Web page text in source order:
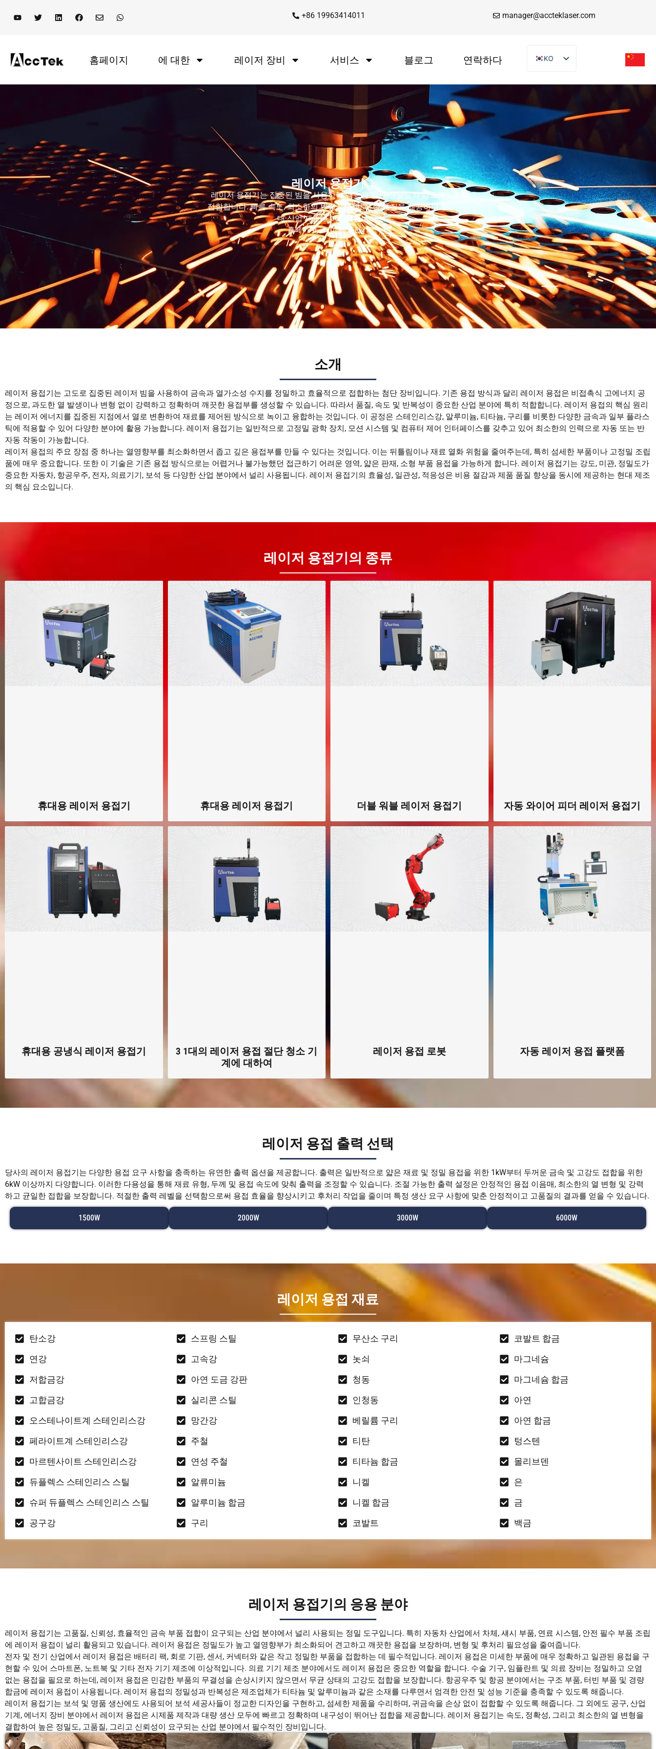
+86 19963414011 manager@accteklaser.com
홈페이지 에 대한 레이저 장비 서비스 블로그 연락하다
KO
EN
FR
IT
PT
AR
TR
VI
RU
JA
HU
CS
TH
PL
레이저 용접기
레이저 용접기는 집중된 빔을 사용하여 금속을 높은 정밀도와 강도로
접합합니다. 빠른 속도, 최소한의 변형, 깨끗한 용접 품질을 제공하여 현
대 산업 제조에 이상적입니다.
홈페이지-레이저 용접기
소개
레이저 용접기는 고도로 집중된 레이저 빔을 사용하여 금속과 열가소성 수지를 정밀하고 효율적으로 접합하는 첨단 장비입니다. 기존 용접 방식과 달리 레이저 용접은 비접촉식 고에너지 공
정으로, 과도한 열 발생이나 변형 없이 강력하고 정확하며 깨끗한 용접부를 생성할 수 있습니다. 따라서 품질, 속도 및 반복성이 중요한 산업 분야에 특히 적합합니다. 레이저 용접의 핵심 원리
는 레이저 에너지를 집중된 지점에서 열로 변환하여 재료를 제어된 방식으로 녹이고 융합하는 것입니다. 이 공정은 스테인리스강, 알루미늄, 티타늄, 구리를 비롯한 다양한 금속과 일부 플라스
틱에 적용할 수 있어 다양한 분야에 활용 가능합니다. 레이저 용접기는 일반적으로 고정밀 광학 장치, 모션 시스템 및 컴퓨터 제어 인터페이스를 갖추고 있어 최소한의 인력으로 자동 또는 반
자동 작동이 가능합니다.
레이저 용접의 주요 장점 중 하나는 열영향부를 최소화하면서 좁고 깊은 용접부를 만들 수 있다는 것입니다. 이는 뒤틀림이나 재료 열화 위험을 줄여주는데, 특히 섬세한 부품이나 고정밀 조립
품에 매우 중요합니다. 또한 이 기술은 기존 용접 방식으로는 어렵거나 불가능했던 접근하기 어려운 영역, 얇은 판재, 소형 부품 용접을 가능하게 합니다. 레이저 용접기는 강도, 미관, 정밀도가
중요한 자동차, 항공우주, 전자, 의료기기, 보석 등 다양한 산업 분야에서 널리 사용됩니다. 레이저 용접기의 효율성, 일관성, 적응성은 비용 절감과 제품 품질 향상을 동시에 제공하는 현대 제조
의 핵심 요소입니다.
레이저 용접기의 종류
휴대용 레이저 용접기 휴대용 레이저 용접기 더블 워블 레이저 용접기 자동 와이어 피더 레이저 용접기
휴대용 공냉식 레이저 용접기
3 1대의 레이저 용접 절단 청소 기
계에 대하여
레이저 용접 로봇 자동 레이저 용접 플랫폼
레이저 용접 출력 선택
당사의 레이저 용접기는 다양한 용접 요구 사항을 충족하는 유연한 출력 옵션을 제공합니다. 출력은 일반적으로 얇은 재료 및 정밀 용접을 위한 1kW부터 두꺼운 금속 및 고강도 접합을 위한
6kW 이상까지 다양합니다. 이러한 다용성을 통해 재료 유형, 두께 및 용접 속도에 맞춰 출력을 조정할 수 있습니다. 조절 가능한 출력 설정은 안정적인 용접 이음매, 최소한의 열 변형 및 강력
하고 균일한 접합을 보장합니다. 적절한 출력 레벨을 선택함으로써 용접 효율을 향상시키고 후처리 작업을 줄이며 특정 생산 요구 사항에 맞춘 안정적이고 고품질의 결과를 얻을 수 있습니다.
1500W 2000W 3000W 6000W
레이저 용접 재료
탄소강
연강
저합금강
고합금강
오스테나이트계 스테인리스강
페라이트계 스테인리스강
마르텐사이트 스테인리스강
듀플렉스 스테인리스 스틸
슈퍼 듀플렉스 스테인리스 스틸
공구강
스프링 스틸
고속강
아연 도금 강판
실리콘 스틸
망간강
주철
연성 주철
알류미늄
알루미늄 합금
구리
무산소 구리
놋쇠
청동
인청동
베릴륨 구리
티탄
티타늄 합금
니켈
니켈 합금
코발트
코발트 합금
마그네슘
마그네슘 합금
아연
아연 합금
텅스텐
몰리브덴
은
금
백금
레이저 용접기의 응용 분야
레이저 용접기는 고품질, 신뢰성, 효율적인 금속 부품 접합이 요구되는 산업 분야에서 널리 사용되는 정밀 도구입니다. 특히 자동차 산업에서 차체, 섀시 부품, 연료 시스템, 안전 필수 부품 조립
에 레이저 용접이 널리 활용되고 있습니다. 레이저 용접은 정밀도가 높고 열영향부가 최소화되어 견고하고 깨끗한 용접을 보장하며, 변형 및 후처리 필요성을 줄여줍니다.
전자 및 전기 산업에서 레이저 용접은 배터리 팩, 회로 기판, 센서, 커넥터와 같은 작고 정밀한 부품을 접합하는 데 필수적입니다. 레이저 용접은 미세한 부품에 매우 정확하고 일관된 용접을 구
현할 수 있어 스마트폰, 노트북 및 기타 전자 기기 제조에 이상적입니다. 의료 기기 제조 분야에서도 레이저 용접은 중요한 역할을 합니다. 수술 기구, 임플란트 및 의료 장비는 정밀하고 오염
없는 용접을 필요로 하는데, 레이저 용접은 민감한 부품의 무결성을 손상시키지 않으면서 무균 상태의 고강도 접합을 보장합니다. 항공우주 및 항공 분야에서는 구조 부품, 터빈 부품 및 경량
합금에 레이저 용접이 사용됩니다. 레이저 용접의 정밀성과 반복성은 제조업체가 티타늄 및 알루미늄과 같은 소재를 다루면서 엄격한 안전 및 성능 기준을 충족할 수 있도록 해줍니다.
레이저 용접기는 보석 및 명품 생산에도 사용되어 보석 세공사들이 정교한 디자인을 구현하고, 섬세한 제품을 수리하며, 귀금속을 손상 없이 접합할 수 있도록 해줍니다. 그 외에도 공구, 산업
기계, 에너지 장비 분야에서 레이저 용접은 시제품 제작과 대량 생산 모두에 빠르고 정확하며 내구성이 뛰어난 접합을 제공합니다. 레이저 용접기는 속도, 정확성, 그리고 최소한의 열 변형을
결합하여 높은 정밀도, 고품질, 그리고 신뢰성이 요구되는 산업 분야에서 필수적인 장비입니다.